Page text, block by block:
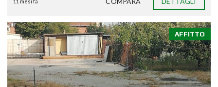
11 mesi fa
AFFITTO